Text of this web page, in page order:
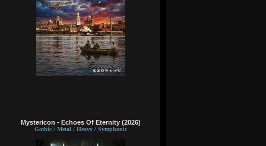
Mystericon - Echoes Of Eternity (2026)
Gothic / Metal / Heavy / Symphonic